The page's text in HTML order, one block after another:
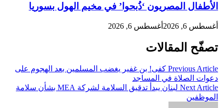
الأطفال المصريون ‘ذُبحوا’ في مخيم الهول بسوريا
أغسطس 6, 2026 أغسطس 6, 2026
تصفّح المقالات
Previous Article كفى! بن غفير يغضب المسلمين بعد الهجوم على
دعوات الصلاة في المساجد
Next Article
لبنان يبدأ تدقيق السلامة لشركة MEA بشأن سلامة
الموظفين